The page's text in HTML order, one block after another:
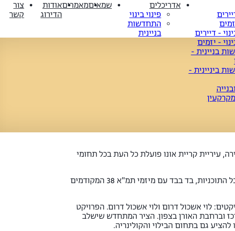
- דיירים
- יזמים
בניינית -
ביניינית -
אדריכלים
פינוי בינוי
התחדשות
בניינית
שמאיםמאמריםאודות
הדירוג
צור
קשר
עיריית קריית אונו פועלת כל העת בכל תחומי
כחלק מתהליך ההתחדשות העירונית בקריית אונו אושרו 17 תוכניות פינוי בינוי שכמחציתן כבר מומשו ובשנים הקרובות נצא למימוש כל התוכניות, בד בבד עם מיזמי תמ"א 38 המקודמים
לוי אשכול דרום ולוי אשכול דרום. הפרויקט
וברחבת האורן בצפון. הציר המתחדש שישלב
גם בתחום הבילוי והקולינריה.